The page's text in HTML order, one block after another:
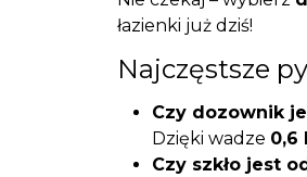
łazienki już dziś!
Najczęstsze
Czy dozownik
Dzięki wadze 0,6
Czy szkło jest